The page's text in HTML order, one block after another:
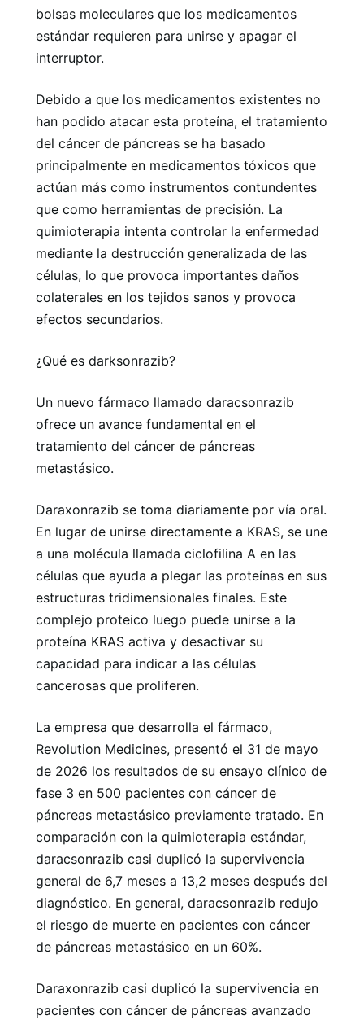
bolsas moleculares que los medicamentos
estándar requieren para unirse y apagar el
interruptor.
Debido a que los medicamentos existentes no
han podido atacar esta proteína, el tratamiento
del cáncer de páncreas se ha basado
principalmente en medicamentos tóxicos que
actúan más como instrumentos contundentes
que como herramientas de precisión. La
quimioterapia intenta controlar la enfermedad
mediante la destrucción generalizada de las
células, lo que provoca importantes daños
colaterales en los tejidos sanos y provoca
efectos secundarios.
¿Qué es darksonrazib?
Un nuevo fármaco llamado daracsonrazib
ofrece un avance fundamental en el
tratamiento del cáncer de páncreas
metastásico.
Daraxonrazib se toma diariamente por vía oral.
En lugar de unirse directamente a KRAS, se une
a una molécula llamada ciclofilina A en las
células que ayuda a plegar las proteínas en sus
estructuras tridimensionales finales. Este
complejo proteico luego puede unirse a la
proteína KRAS activa y desactivar su
capacidad para indicar a las células
cancerosas que proliferen.
La empresa que desarrolla el fármaco,
Revolution Medicines, presentó el 31 de mayo
de 2026 los resultados de su ensayo clínico de
fase 3 en 500 pacientes con cáncer de
páncreas metastásico previamente tratado. En
comparación con la quimioterapia estándar,
daracsonrazib casi duplicó la supervivencia
general de 6,7 meses a 13,2 meses después del
diagnóstico. En general, daracsonrazib redujo
el riesgo de muerte en pacientes con cáncer
de páncreas metastásico en un 60%.
Daraxonrazib casi duplicó la supervivencia en
pacientes con cáncer de páncreas avanzado